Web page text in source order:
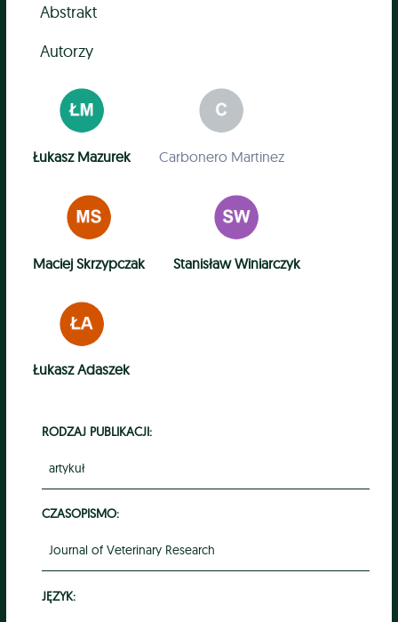
Abstrakt
Autorzy
Łukasz Mazurek Carbonero Martinez
Maciej Skrzypczak Stanisław Winiarczyk
Łukasz Adaszek
RODZAJ PUBLIKACJI:
artykuł
CZASOPISMO:
Journal of Veterinary Research
JĘZYK: